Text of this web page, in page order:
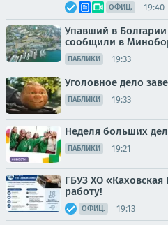
ОФИЦ. 19:40
Упавший в
сообщили в
ПАБЛИКИ 19:33
Уголовное дело
ПАБЛИКИ 19:33
Неделя больших
ПАБЛИКИ 19:21
ГБУЗ ХО
работу!
ОФИЦ. 19:13